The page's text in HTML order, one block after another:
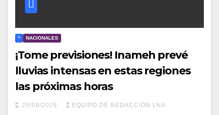
* NACIONALES
¡Tome previsiones! Inameh prevé
lluvias intensas en estas regiones
las próximas horas
25/08/2025 EQUIPO DE REDACCIÓN LNA